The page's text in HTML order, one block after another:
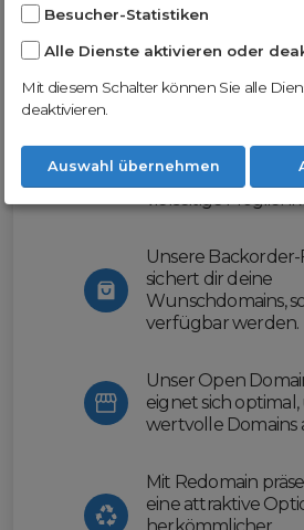
Nutze unsere Erfahrung
erleichtern wir dir
Domainhandel
vielseitige
Unsere
sichert dir deine
Wunschdomains,
verfügbar werden.
Unser Open
eignet sich
wertvolle Domains
Mit Redomain
eine attraktive
Besucher-Statistiken
Alle Dienste aktivieren oder
Mit diesem Schalter können Sie alle
deaktivieren.
Auswahl übernehmen